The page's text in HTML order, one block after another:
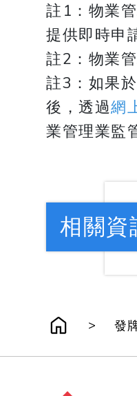
註1：物業
提供即時申
註2：物業
註3：如果
後，透過網
業管理業監
相關資
> 發